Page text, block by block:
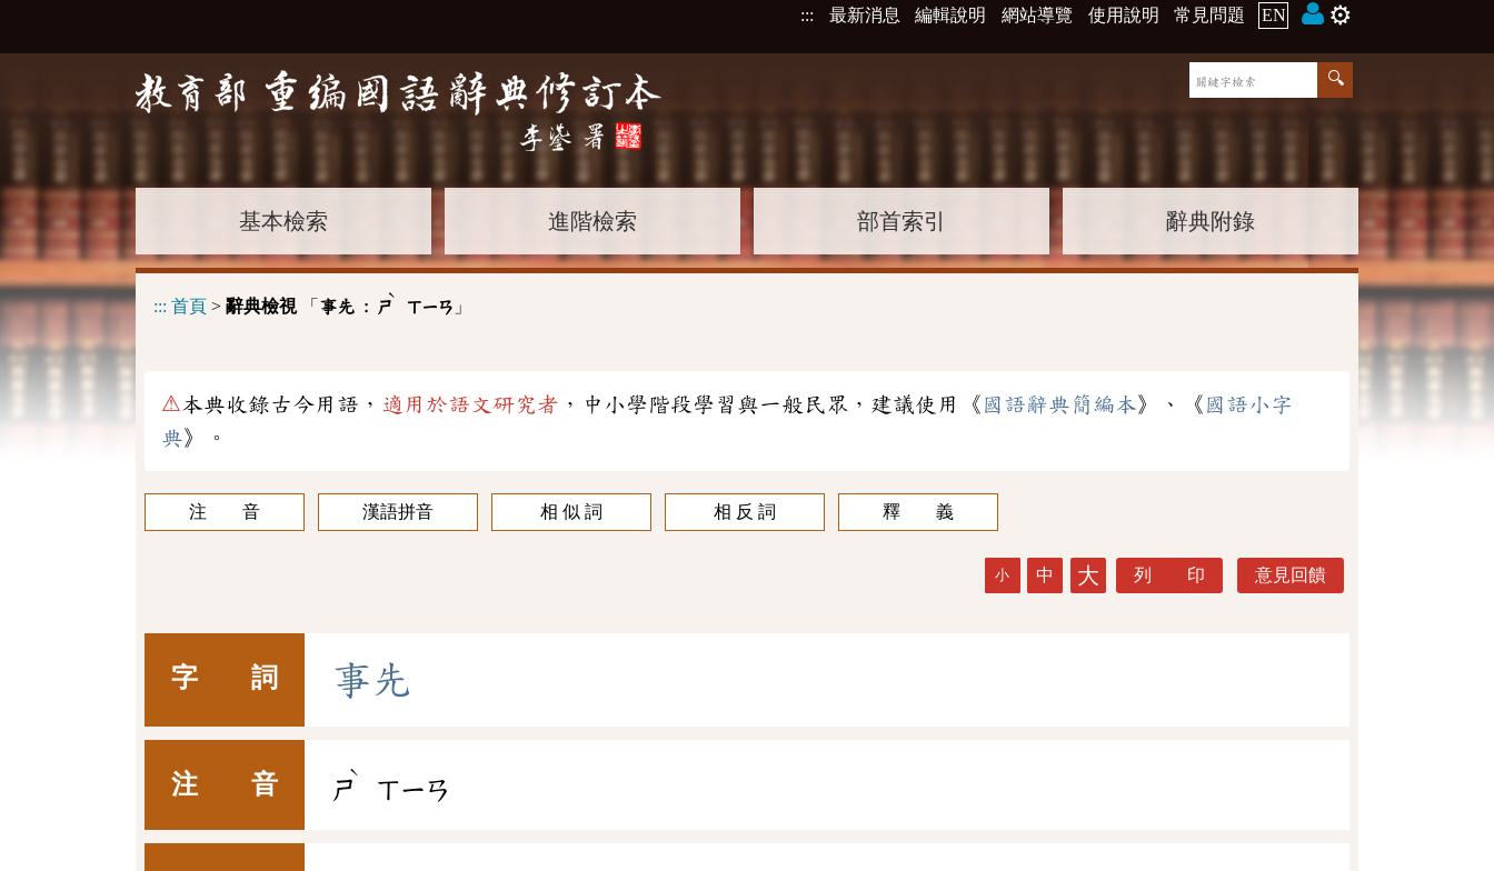
::: 最新消息 編輯說明 網站導覽 使用說明 常見問題 EN ⚙️
基本檢索 進階檢索 部首索引 辭典附錄
::: 首頁 > 辭典檢視「 事先 : ㄕ
ˋ
ㄒㄧㄢ 」
⚠本典收錄古今用語， 適用於語文研究者 ，中小學階段學習與一般民眾，建議使用《 國語辭典簡編本》、《 國語小字
典》。
注 音 漢語拼音 相 似 詞 相 反 詞 釋 義
小 中 大 列 印 意見回饋
字 詞 事先
注 音 ㄕ
ˋ
ㄒㄧㄢ